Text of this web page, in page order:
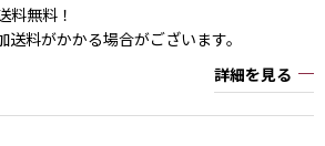
料無料！
料がかかる場合がございます。
詳細を見る